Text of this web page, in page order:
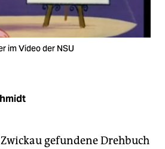
im Video der NSU
gefundene Drehbuch